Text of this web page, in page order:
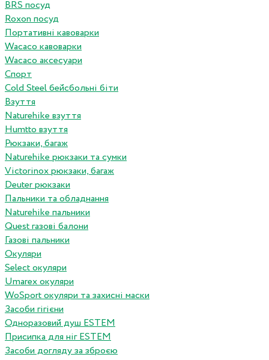
BRS посуд
Roxon посуд
Портативні кавоварки
Wacaco кавоварки
Wacaco аксесуари
Спорт
Cold Steel бейсбольні біти
Взуття
Naturehike взуття
Humtto взуття
Рюкзаки, багаж
Naturehike рюкзаки та сумки
Victorinox рюкзаки, багаж
Deuter рюкзаки
Пальники та обладнання
Naturehike пальники
Quest газові балони
Газові пальники
Окуляри
Select окуляри
Umarex окуляри
WoSport окуляри та захисні маски
Засоби гігієни
Одноразовий душ ESTEM
Присипка для ніг ESTEM
Засоби догляду за зброєю